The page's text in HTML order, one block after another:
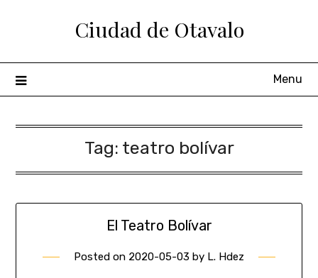
Ciudad de Otavalo
Menu
Tag: teatro bolívar
El Teatro Bolívar
Posted on 2020-05-03 by L. Hdez